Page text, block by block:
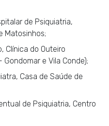
de Psiquiatria,
Matosinhos;
Clínica do Outeiro
e Vila Conde);
Casa de Saúde de
de Psiquiatria, Centro